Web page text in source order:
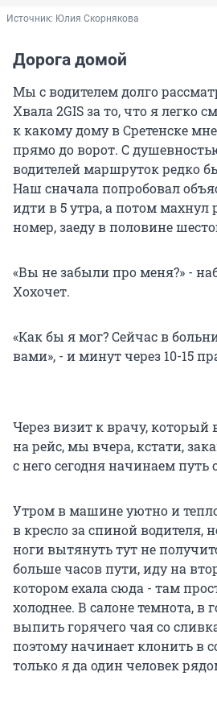
Источник: Юлия Скорнякова
Дорога домой
Мы с водителем долго
Хвала 2GIS за то, что я легко
к какому дому в Сретенске
прямо до ворот. С
водителей маршруток редко
Наш сначала попробовал
идти в 5 утра, а потом махнул
номер, заеду в половине
«Вы не забыли про меня?» -
Хохочет.
«Как бы я мог? Сейчас в
вами», - и минут через 10-15
Через визит к врачу, который
на рейс, мы вчера, кстати,
с него сегодня начинаем путь
Утром в машине уютно и
в кресло за спиной водителя,
ноги вытянуть тут не
больше часов пути, иду на
котором ехала сюда - там
холоднее. В салоне темнота, в
выпить горячего чая со
поэтому начинает клонить в
только я да один человек